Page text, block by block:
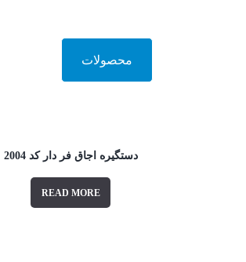
محصولات
دستگیره اجاق فر دار کد 2004
READ MORE